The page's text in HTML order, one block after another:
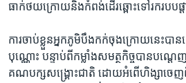
ធាក់​ថយ​ក្រោយ​និង​កំពង់​ដើរឆ្ពោះ​ទៅ​រក​របប​ផ្តា
ការចាប់​ខ្លួន​អ្នក​ភូមិ​បឹងកក់​ចុង​ក្រោយ​នេះ​ប
បុណ្ណោះ​ បន្ទាប់​ពី​កម្លាំង​សមត្ថកិច្ច​បាន​បណ្ត
គណបក្ស​សង្គ្រោះជាតិ ដោយ​អំពើ​ហិង្សា​ចេ